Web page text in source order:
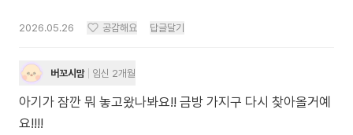
2026.05.26 공감해요 답글달기
버꼬시맘 임신 2개월
아기가 잠깐 뭐 놓고왔나봐요!! 금방 가지구 다시 찾아올거예
요!!!!